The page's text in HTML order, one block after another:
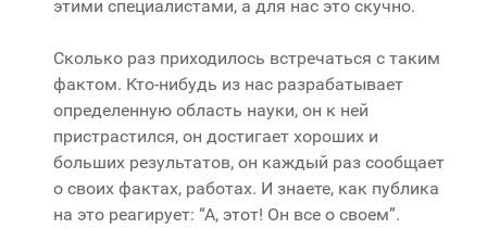
этими специалистами, а для нас это скучно.
Сколько раз приходилось встречаться с таким
фактом. Кто-нибудь из нас разрабатывает
определенную область науки, он к ней
пристрастился, он достигает хороших и
больших результатов, он каждый раз сообщает
о своих фактах, работах. И знаете, как публика
на это реагирует: “А, этот! Он все о своем”.